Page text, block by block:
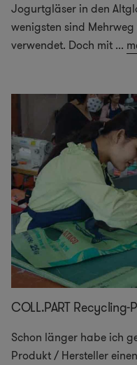
Jogurtgläser in den
wenigsten sind
verwendet. Doch mit ...
COLL.PART Recycling-
Schon länger habe ich
Produkt / Hersteller